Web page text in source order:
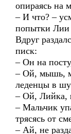
опираясь на
– И что? –
попытки Лии
Вдруг
писк:
– Он на
– Ой, мышь,
леденцы в
– Ой, Лийка,
– Мальчик
трясясь от
– Ай, не